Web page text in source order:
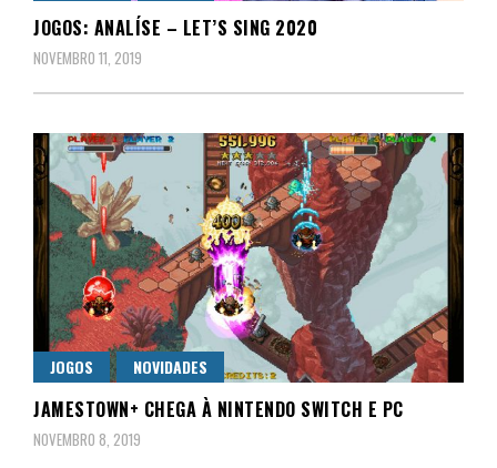
JOGOS: ANALÍSE – LET’S SING 2020
NOVEMBRO 11, 2019
JOGOS NOVIDADES
JAMESTOWN+ CHEGA À NINTENDO SWITCH E PC
NOVEMBRO 8, 2019